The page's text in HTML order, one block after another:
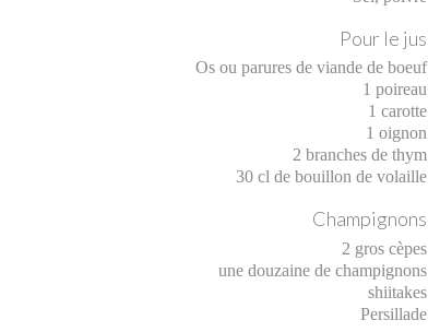
Pour le jus
Os ou parures de viande de boeuf
1 poireau
1 carotte
1 oignon
2 branches de thym
30 cl de bouillon de volaille
Champignons
2 gros cèpes
une douzaine de champignons
shiitakes
Persillade